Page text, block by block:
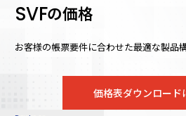
SVFの価格
お客様の帳票要件に合わせた最適な製品
価格表ダウンロード